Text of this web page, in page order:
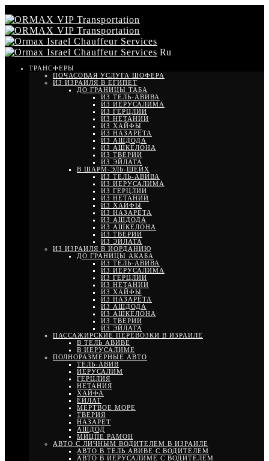
Ru
ТРАНСФЕРЫ
ПОЧАСОВАЯ УСЛУГА ШОФЕРА
ИЗ ИЗРАИЛЯ В ЕГИПЕТ
ДО ГРАНИЦЫ ТАБА
ИЗ ТЕЛЬ-АВИВА
ИЗ ИЕРУСАЛИМА
ИЗ ГЕРЦЛИИ
ИЗ НЕТАНИИ
ИЗ ХАЙФЫ
ИЗ НАЗАРЕТА
ИЗ АШДОДА
ИЗ АШКЕЛОНА
ИЗ ТВЕРИИ
ИЗ ЭЙЛАТА
В ШАРМ-ЭЛЬ-ШЕЙХ
ИЗ ТЕЛЬ-АВИВА
ИЗ ИЕРУСАЛИМА
ИЗ ГЕРЦЛИИ
ИЗ НЕТАНИИ
ИЗ ХАЙФЫ
ИЗ НАЗАРЕТА
ИЗ АШДОДА
ИЗ АШКЕЛОНА
ИЗ ТВЕРИИ
ИЗ ЭЙЛАТА
ИЗ ИЗРАИЛЯ В ИОРДАНИЮ
ДО ГРАНИЦЫ АКАБА
ИЗ ТЕЛЬ-АВИВА
ИЗ ИЕРУСАЛИМА
ИЗ ГЕРЦЛИИ
ИЗ НЕТАНИИ
ИЗ ХАЙФЫ
ИЗ НАЗАРЕТА
ИЗ АШДОДА
ИЗ АШКЕЛОНА
ИЗ ТВЕРИИ
ИЗ ЭЙЛАТА
ПАССАЖИРСКИЕ ПЕРЕВОЗКИ В ИЗРАИЛЕ
В ТЕЛЬ АВИВЕ
В ИЕРУСАЛИМЕ
ПОЛНОРАЗМЕРНЫЕ АВТО
ТЕЛЬ-АВИВ
ИЕРУСАЛИМ
ГЕРЦЛИЯ
НЕТАНИЯ
ХАЙФА
ЕЙЛАТ
МЕРТВОЕ МОРЕ
ТВЕРИЯ
НАЗАРЕТ
АШДОД
МИЦПЕ РАМОН
АВТО С ЛИЧНЫМ ВОДИТЕЛЕМ В ИЗРАИЛЕ
АВТО В ТЕЛЬ АВИВЕ С ВОДИТЕЛЕМ
АВТО В ИЕРУСАЛИМЕ С ВОДИТЕЛЕМ